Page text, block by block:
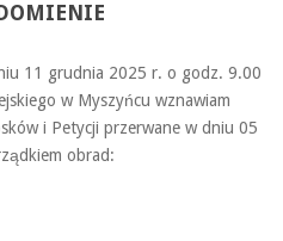
11 grudnia 2025 r. o godz. 9.00
w Myszyńcu wznawiam
i Petycji przerwane w dniu 05
obrad: